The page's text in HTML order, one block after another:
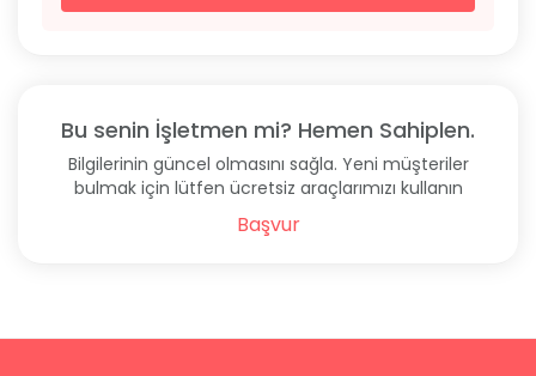
Bu senin İşletmen mi? Hemen Sahiplen.
Bilgilerinin güncel olmasını sağla. Yeni müşteriler
bulmak için lütfen ücretsiz araçlarımızı kullanın
Başvur